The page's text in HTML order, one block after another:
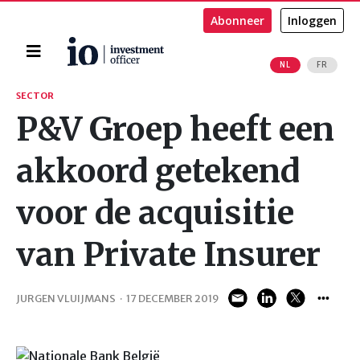
Home
NL FR
Abonneer Inloggen
Zoeken
SECTOR
P&V Groep heeft een
akkoord getekend
voor de acquisitie
van Private Insurer
JURGEN VLUIJMANS · 17 DECEMBER 2019